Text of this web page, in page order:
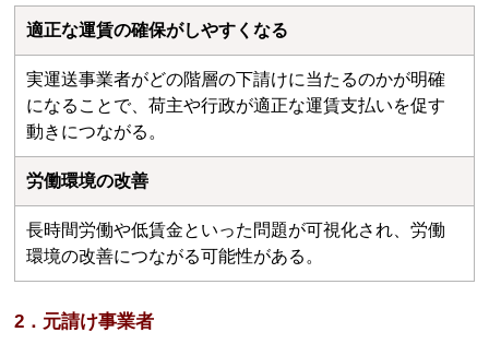
適正な運賃の確保がしやすくなる
実運送事業者がどの階層の下請けに当たるのかが明確
になることで、荷主や行政が適正な運賃支払いを促す
動きにつながる。
労働環境の改善
長時間労働や低賃金といった問題が可視化され、労働
環境の改善につながる可能性がある。
2．元請け事業者